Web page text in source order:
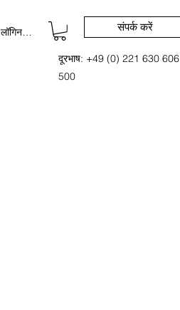
लॉगिन करें संपर्क करें
दूरभाष: +49 (0) 221 630 606
500